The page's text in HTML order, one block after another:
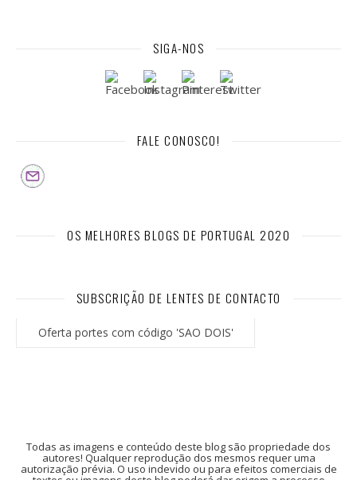
SIGA-NOS
FALE CONOSCO!
OS MELHORES BLOGS DE PORTUGAL 2020
SUBSCRIÇÃO DE LENTES DE CONTACTO
Oferta portes com código 'SAO DOIS'
Todas as imagens e conteúdo deste blog são propriedade dos
autores! Qualquer reprodução dos mesmos requer uma
autorização prévia. O uso indevido ou para efeitos comerciais de